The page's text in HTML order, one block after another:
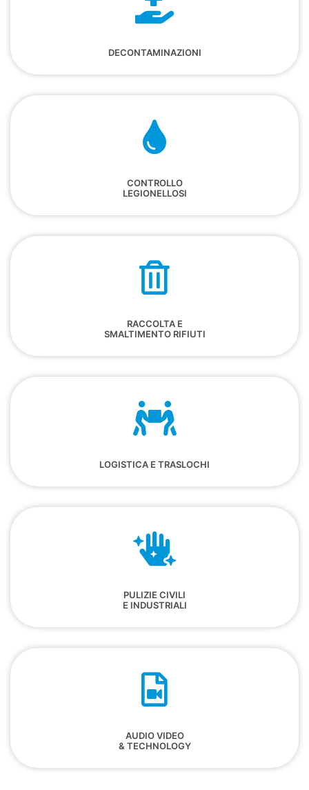
DECONTAMINAZIONI
CONTROLLO
LEGIONELLOSI
RACCOLTA E
SMALTIMENTO RIFIUTI
LOGISTICA E TRASLOCHI
PULIZIE CIVILI
E INDUSTRIALI
AUDIO VIDEO
& TECHNOLOGY